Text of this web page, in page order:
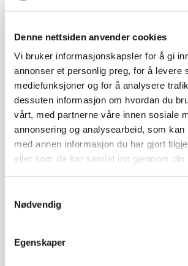
Denne nettsiden anvender cookies
Vi bruker informasjonskapsler for å gi
annonser et personlig preg, for å levere
mediefunksjoner og for å analysere
dessuten informasjon om hvordan du
vårt, med partnerne våre innen sosiale
annonsering og analysearbeid, som kan
med annen informasjon du har gjort
eller som de har samlet inn gjennom din
Nødvendig
Egenskaper